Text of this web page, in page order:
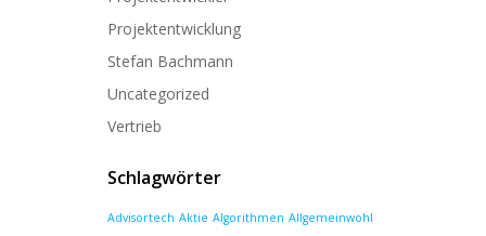
Projektentwicklung
Stefan Bachmann
Uncategorized
Vertrieb
Schlagwörter
Advisortech Aktie Algorithmen Allgemeinwohl